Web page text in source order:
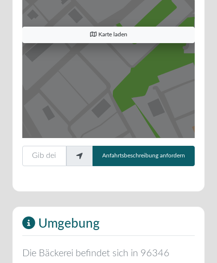
Karte laden
Gib deinen Standort ein.
Anfahrtsbeschreibung anfordern
Umgebung
Die Bäckerei befindet sich in 96346